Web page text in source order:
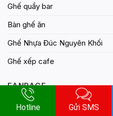
Ghế quầy bar
Bàn ghế ăn
Ghế Nhựa Đúc Nguyên Khối
Ghế xếp cafe
FANPAGE
Hotline Gửi SMS